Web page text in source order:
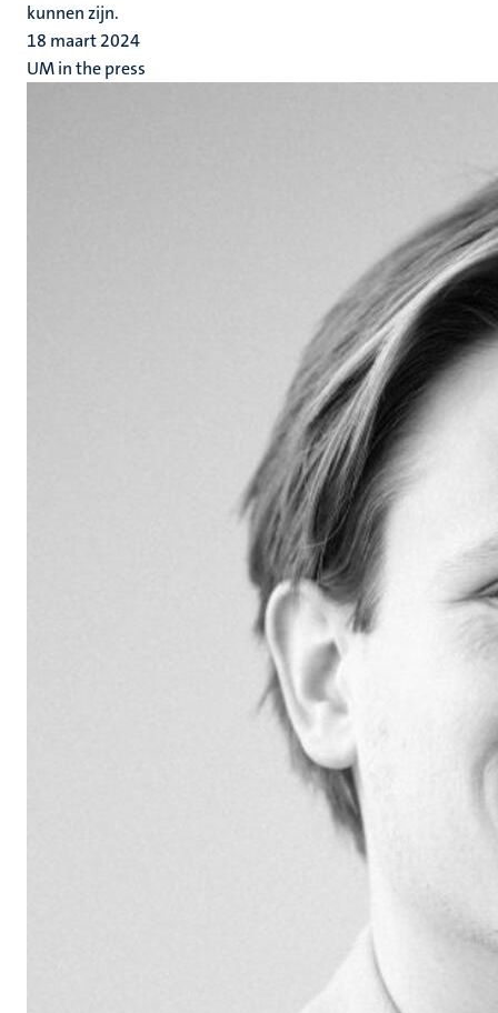
kunnen zijn.
18 maart 2024
UM in the press